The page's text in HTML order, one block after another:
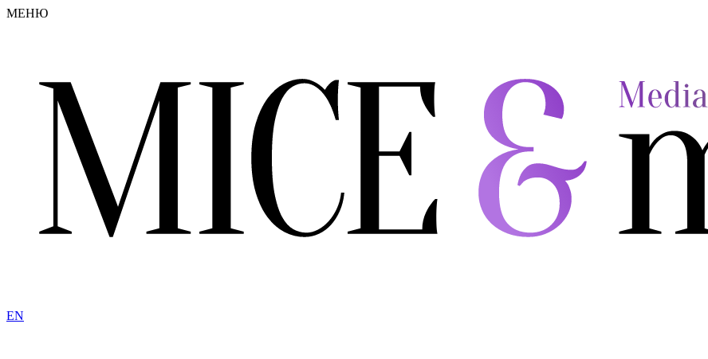
МЕНЮ
EN